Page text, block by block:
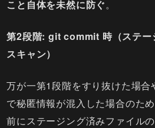
こと自体を未然に防ぐ。
第2段階: git commit 時（ステー
スキャン）
万が一第1段階をすり抜けた場
で秘匿情報が混入した場合のため
前にステージング済みファイル